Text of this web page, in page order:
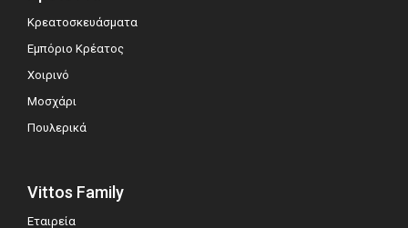
Κρεατοσκευάσματα
Εμπόριο Κρέατος
Χοιρινό
Μοσχάρι
Πουλερικά
Vittos Family
Εταιρεία